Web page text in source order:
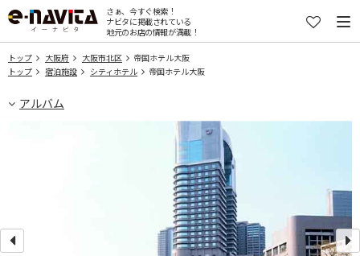
さぁ、今すぐ検索！
ナビタに掲載されている
地元のお店の情報が満載！
トップ 大阪府 大阪市北区
帝国ホテル大阪
トップ
宿泊施設 シティホテル 帝国ホテル大阪
アルバム